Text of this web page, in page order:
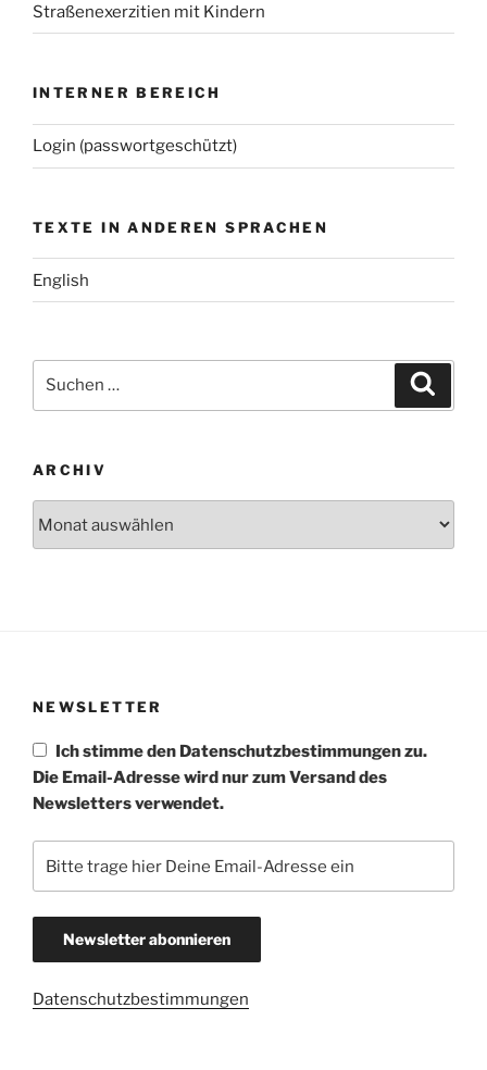
Straßenexerzitien mit Kindern
INTERNER BEREICH
Login (passwortgeschützt)
TEXTE IN ANDEREN SPRACHEN
English
nach:
ARCHIV
NEWSLETTER
Ich stimme den Datenschutzbestimmungen zu.
Die Email-Adresse wird nur zum Versand des
Newsletters verwendet.
Datenschutzbestimmungen